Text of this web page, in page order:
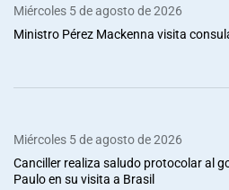
Miércoles 5 de agosto de 2026
Ministro Pérez Mackenna visita
Miércoles 5 de agosto de 2026
Canciller realiza saludo protocolar al
Paulo en su visita a Brasil